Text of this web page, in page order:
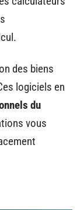
des biens
logiciels en
du
vous